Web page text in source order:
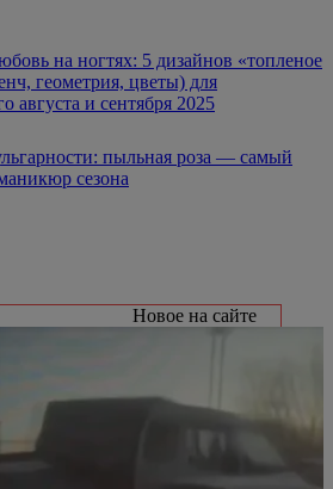
на ногтях: 5 дизайнов «топленое
геометрия, цветы) для
августа и сентября 2025
пыльная роза — самый
сезона
Новое на сайте